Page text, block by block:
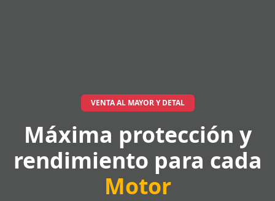
VENTA AL MAYOR Y DETAL
Máxima protección y
rendimiento para cada
Motor